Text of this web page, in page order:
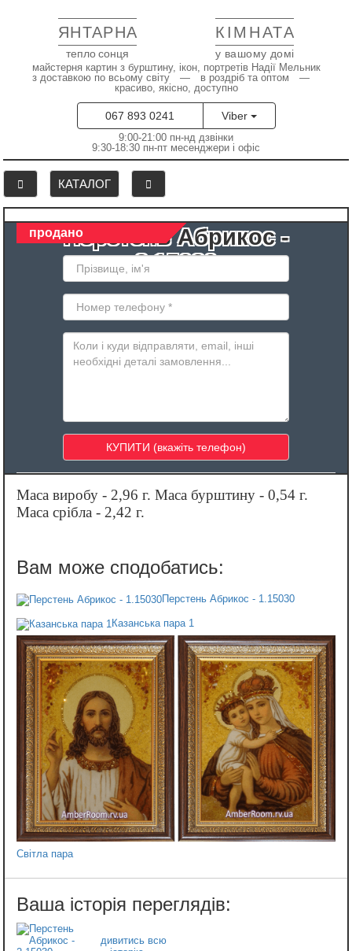
ЯНТАРНА КІМНАТА
тепло сонця у вашому домі
майстерня картин з бурштину, ікон, портретів Надії Мельник
з доставкою по всьому світу — в роздріб та оптом —
красиво, якісно, доступно
067 893 0241 Viber
9:00-21:00 пн-нд дзвінки
9:30-18:30 пн-пт месенджери і офіс
КАТАЛОГ
Перстень Абрикос -
2.15030
продано
Маса виробу - 2,96 г. Маса бурштину - 0,54 г.
Маса срібла - 2,42 г.
Перстень Абрикос - 1.15030
Казанська пара 1
Світла пара